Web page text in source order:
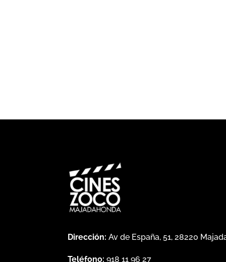
Dirección: Av de España, 51, 28220
Teléfono: 918 11 96 27